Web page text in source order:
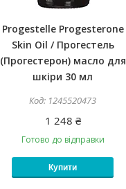
Progestelle Progesterone
Skin Oil / Прогестель
(Прогестерон) масло для
шкіри 30 мл
1245520473
1 248 ₴
Готово до відправки
Купити